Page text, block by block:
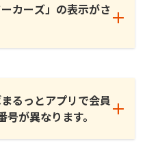
カーズ」の表示がさ
るっとアプリで会員
が異なります。